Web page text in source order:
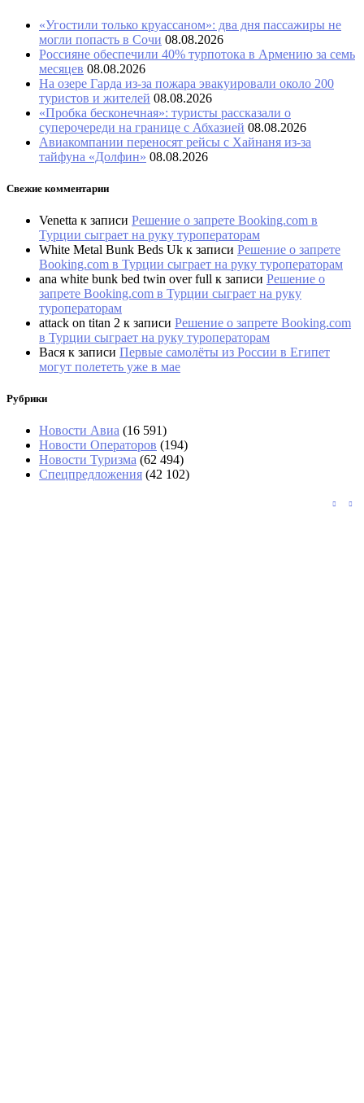
«Угостили только круассаном»: два дня пассажиры не
могли попасть в Сочи 08.08.2026
Россияне обеспечили 40% турпотока в Армению за семь
месяцев 08.08.2026
На озере Гарда из-за пожара эвакуировали около 200
туристов и жителей 08.08.2026
«Пробка бесконечная»: туристы рассказали о
суперочереди на границе с Абхазией 08.08.2026
Авиакомпании переносят рейсы с Хайнаня из-за
тайфуна «Долфин» 08.08.2026
Свежие комментарии
Venetta к записи Решение о запрете Booking.com в
Турции сыграет на руку туроператорам
White Metal Bunk Beds Uk к записи Решение о запрете
Booking.com в Турции сыграет на руку туроператорам
ana white bunk bed twin over full к записи Решение о
запрете Booking.com в Турции сыграет на руку
туроператорам
attack on titan 2 к записи Решение о запрете Booking.com
в Турции сыграет на руку туроператорам
Вася к записи Первые самолёты из России в Египет
могут полететь уже в мае
Рубрики
Новости Авиа (16 591)
Новости Операторов (194)
Новости Туризма (62 494)
Спецпредложения (42 102)